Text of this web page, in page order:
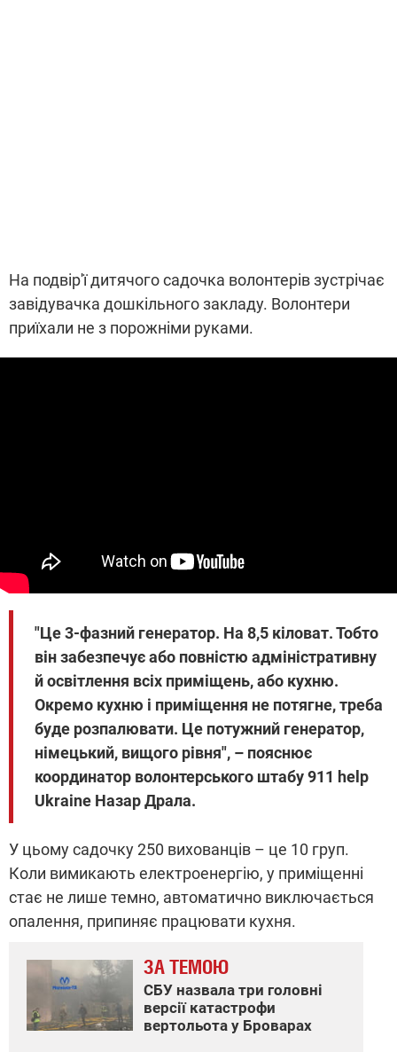
На подвір'ї дитячого садочка волонтерів зустрічає
завідувачка дошкільного закладу. Волонтери
приїхали не з порожніми руками.
"Це 3-фазний генератор. На 8,5 кіловат. Тобто
він забезпечує або повністю адміністративну
й освітлення всіх приміщень, або кухню.
Окремо кухню і приміщення не потягне, треба
буде розпалювати. Це потужний генератор,
німецький, вищого рівня", – пояснює
координатор волонтерського штабу 911 help
Ukraine Назар Драла.
У цьому садочку 250 вихованців – це 10 груп.
Коли вимикають електроенергію, у приміщенні
стає не лише темно, автоматично виключається
опалення, припиняє працювати кухня.
ЗА ТЕМОЮ
СБУ назвала три головні
версії катастрофи
вертольота у Броварах